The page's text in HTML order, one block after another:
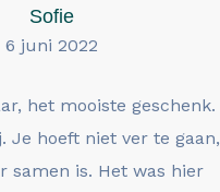
Sofie
6 juni 2022
het mooiste geschenk.
Je hoeft niet ver te gaan,
samen is. Het was hier